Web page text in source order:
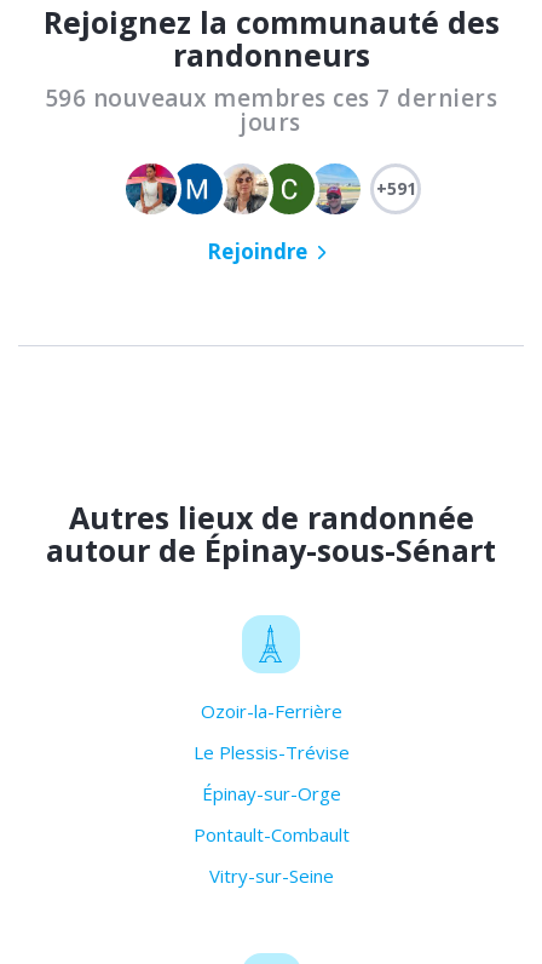
Rejoignez la communauté des
randonneurs
596 nouveaux membres ces 7 derniers
jours
+591
Rejoindre
Autres lieux de randonnée
autour de Épinay-sous-Sénart
Ozoir-la-Ferrière
Le Plessis-Trévise
Épinay-sur-Orge
Pontault-Combault
Vitry-sur-Seine